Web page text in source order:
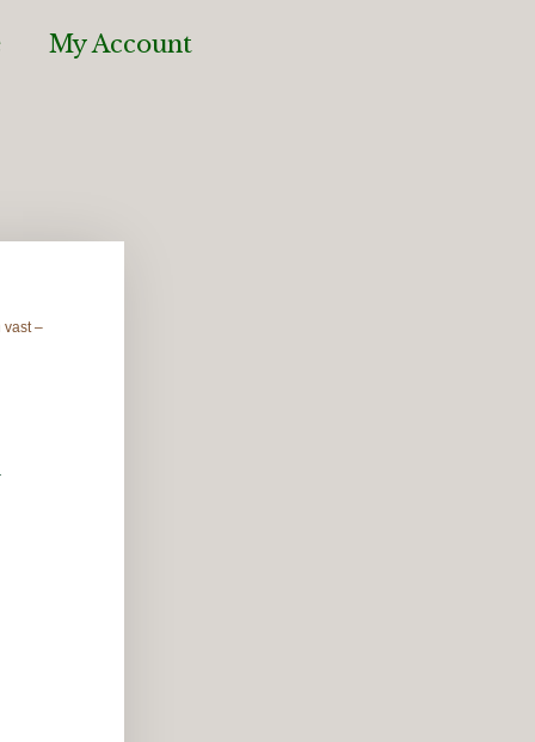
My Account
–